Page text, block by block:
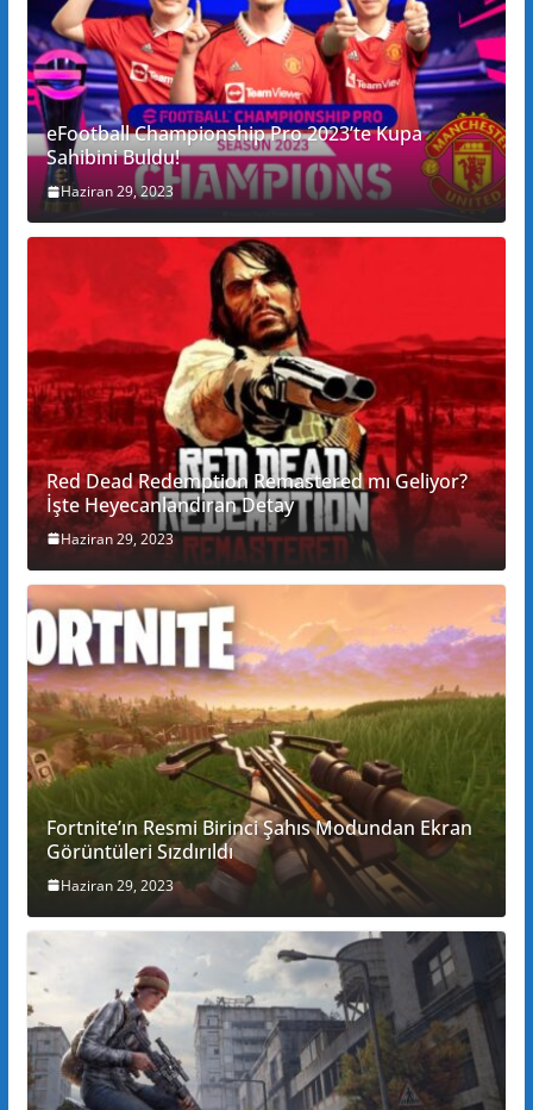
eFootball Championship Pro 2023’te Kupa
Sahibini Buldu!
Haziran 29, 2023
Red Dead Redemption Remastered mı Geliyor?
İşte Heyecanlandıran Detay
Haziran 29, 2023
Fortnite’ın Resmi Birinci Şahıs Modundan Ekran
Görüntüleri Sızdırıldı
Haziran 29, 2023